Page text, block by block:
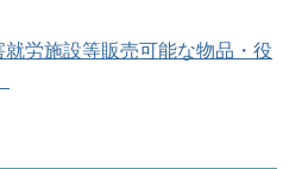
労施設等販売可能な物品・役